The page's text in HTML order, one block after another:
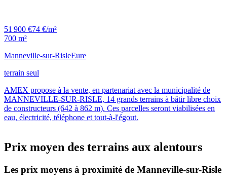
51 900 €74 €/m²
700 m²
Manneville-sur-RisleEure
terrain seul
AMEX propose à la vente, en partenariat avec la municipalité de
MANNEVILLE-SUR-RISLE, 14 grands terrains à bâtir libre choix
de constructeurs (642 à 862 m). Ces parcelles seront viabilisées en
eau, électricité, téléphone et tout-à-l'égout.
Prix moyen des terrains aux alentours
Les prix moyens à proximité de Manneville-sur-Risle